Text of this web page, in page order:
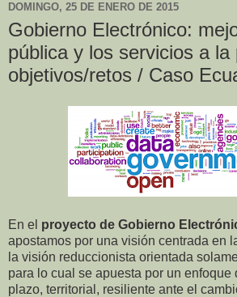
DOMINGO, 25 DE ENERO DE 2015
Gobierno Electrónico:
pública y los servicios a la
objetivos/retos / Caso
En el proyecto de Gobierno
apostamos por una visión centrada en
la visión reduccionista orientada
para lo cual se apuesta por un enfoque
plazo, territorial, resiliente ante el